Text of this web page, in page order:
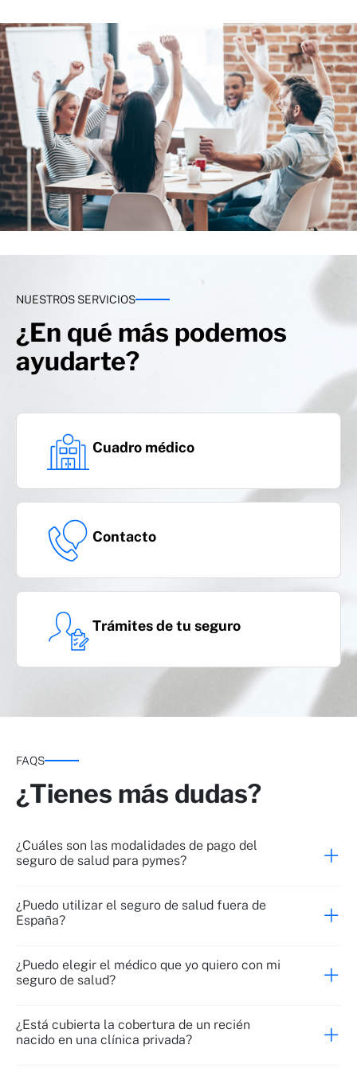
NUESTROS SERVICIOS
¿En qué más podemos
ayudarte?
Cuadro médico
Contacto
Trámites de tu seguro
FAQS
¿Tienes más dudas?
¿Cuáles son las modalidades de pago del
seguro de salud para pymes?
¿Puedo utilizar el seguro de salud fuera de
España?
¿Puedo elegir el médico que yo quiero con mi
seguro de salud?
¿Está cubierta la cobertura de un recién
nacido en una clínica privada?